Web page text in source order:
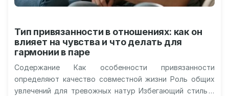
Тип привязанности в отношениях: как он
влияет на чувства и что делать для
гармонии в паре
Содержание Как особенности привязанности
определяют качество совместной жизни Роль общих
увлечений для тревожных натур Избегающий стиль и